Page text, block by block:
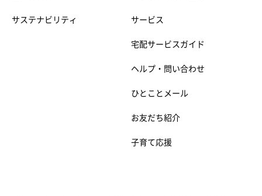
サステナビリティ サービス
宅配サービスガイド
ヘルプ・問い合わせ
ひとことメール
お友だち紹介
子育て応援